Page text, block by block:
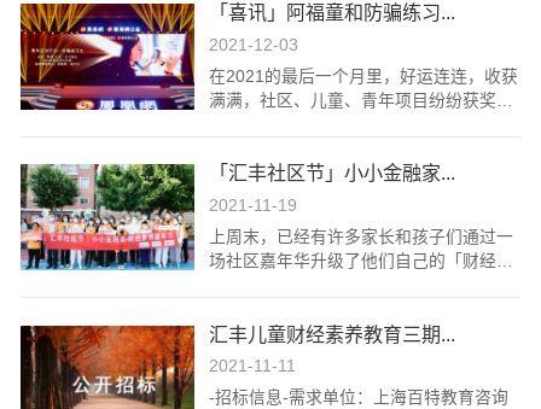
「喜讯」阿福童和防骗练习...
2021-12-03
在2021的最后一个月里，好运连连，收获
满满，社区、儿童、青年项目纷纷获奖，
「汇丰社区节」小小金融家...
2021-11-19
上周末，已经有许多家长和孩子们通过一
场社区嘉年华升级了他们自己的「财经素
戏中习得财经素养知识，学会避坑不踩雷
的吧~
汇丰儿童财经素养教育三期...
2021-11-11
-招标信息-需求单位：上海百特教育咨询